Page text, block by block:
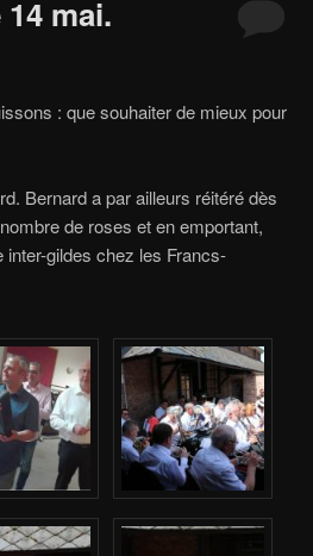
mai.
: que souhaiter de mieux pour
Bernard a par ailleurs réitéré dès
de roses et en emportant,
inter-gildes chez les Francs-